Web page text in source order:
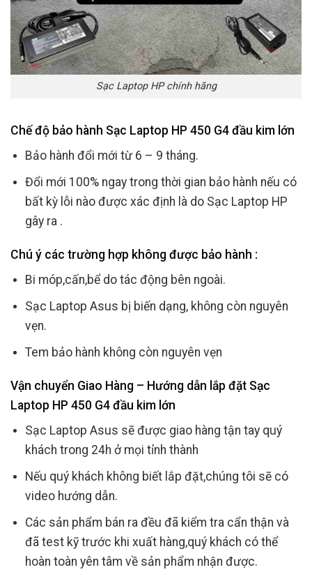
Sạc Laptop HP chính hãng
Chế độ bảo hành Sạc Laptop HP 450 G4 đầu kim lớn
Bảo hành đổi mới từ 6 – 9 tháng.
Đổi mới 100% ngay trong thời gian bảo hành nếu có
bất kỳ lỗi nào được xác định là do Sạc Laptop HP
gây ra .
Chú ý các trường hợp không được bảo hành :
Bi móp,cấn,bể do tác động bên ngoài.
Sạc Laptop Asus bị biến dạng, không còn nguyên
vẹn.
Tem bảo hành không còn nguyên vẹn
Vận chuyển Giao Hàng – Hướng dẫn lắp đặt Sạc
Laptop HP 450 G4 đầu kim lớn
Sạc Laptop Asus sẽ được giao hàng tận tay quý
khách trong 24h ở mọi tỉnh thành
Nếu quý khách không biết lắp đặt,chúng tôi sẽ có
video hướng dẫn.
Các sản phẩm bán ra đều đã kiểm tra cẩn thận và
đã test kỹ trước khi xuất hàng,quý khách có thể
hoàn toàn yên tâm về sản phẩm nhận được.